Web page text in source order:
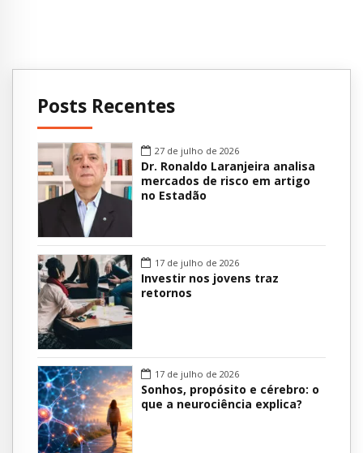
Posts Recentes
27 de julho de 2026
Dr. Ronaldo Laranjeira analisa
mercados de risco em artigo
no Estadão
17 de julho de 2026
Investir nos jovens traz
retornos
17 de julho de 2026
Sonhos, propósito e cérebro: o
que a neurociência explica?